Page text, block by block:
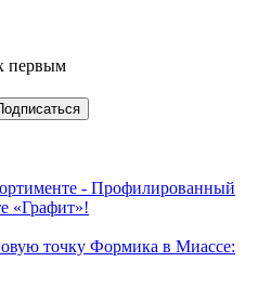
первым
- Профилированный
«Графит»!
точку Формика в Миассе: